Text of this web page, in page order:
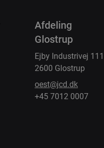
Afdeling
Glostrup
Ejby Industrivej 111
2600 Glostrup
oest@jcd.dk
+45 7012 0007